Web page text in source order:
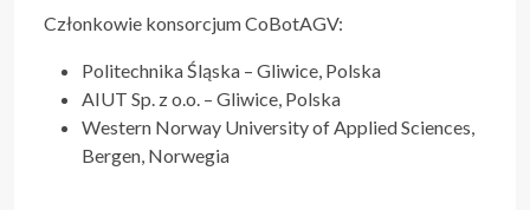
Członkowie konsorcjum CoBotAGV:
Politechnika Śląska – Gliwice, Polska
AIUT Sp. z o.o. – Gliwice, Polska
Western Norway University of Applied Sciences,
Bergen, Norwegia